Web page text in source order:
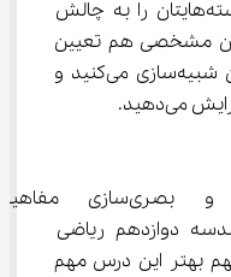
قسمت‌های ذهنتان بروید و دانسته‌هایتان را به چالش
برای حل تست‌ها زمان مشخصی هم تعیین
کنید، فضای آزمون را برای خودتان شبیه‌سازی می‌کنید و
می‌دهید.
استفاده از قدرت تخیل
دوازدهم ریاضی
بهتر این درس مهم